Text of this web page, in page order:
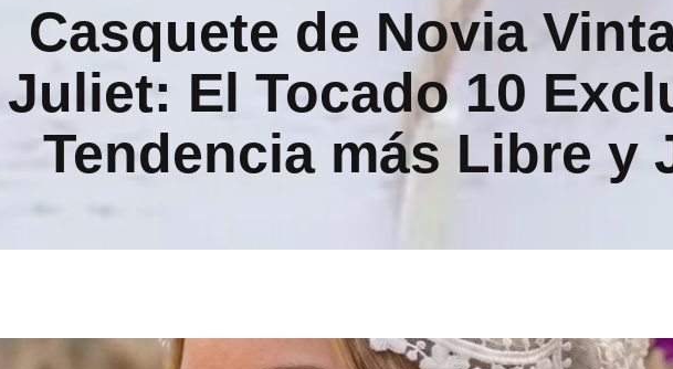
Casquete de Novia
Juliet: El Tocado 10
Tendencia más Libre y